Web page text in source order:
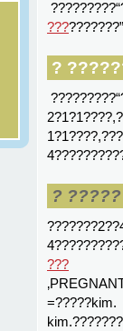
???
?
?
???
=?????kim.